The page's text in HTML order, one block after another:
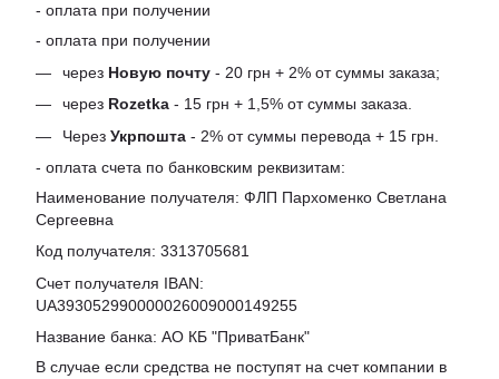
- оплата при получении
- оплата при получении
через Новую почту - 20 грн + 2% от суммы заказа;
через Rozetka - 15 грн + 1,5% от суммы заказа.
Через Укрпошта - 2% от суммы перевода + 15 грн.
- оплата счета по банковским реквизитам:
Наименование получателя: ФЛП Пархоменко Светлана
Сергеевна
Код получателя: 3313705681
Счет получателя IBAN:
UA393052990000026009000149255
Название банка: АО КБ "ПриватБанк"
В случае если средства не поступят на счет компании в